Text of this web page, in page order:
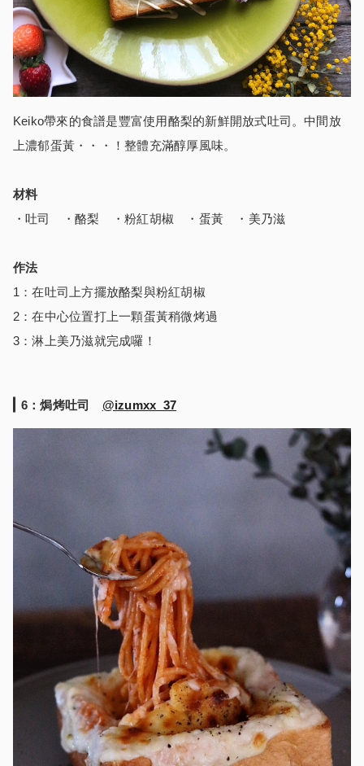
Keiko帶來的食譜是豐富使用酪梨的新鮮開放式吐司。中間放
上濃郁蛋黃・・・！整體充滿醇厚風味。
材料
・吐司 ・酪梨 ・粉紅胡椒 ・蛋黃 ・美乃滋
作法
1：在吐司上方擺放酪梨與粉紅胡椒
2：在中心位置打上一顆蛋黃稍微烤過
3：淋上美乃滋就完成囉！
6：焗烤吐司 @izumxx_37